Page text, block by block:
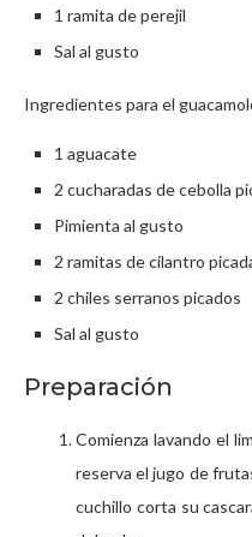
1 ramita de perejil
Sal al gusto
Ingredientes para el
1 aguacate
2 cucharadas de cebolla
Pimienta al gusto
2 ramitas de cilantro
2 chiles serranos picados
Sal al gusto
Preparación
Comienza lavando el
reserva el jugo de
cuchillo corta su